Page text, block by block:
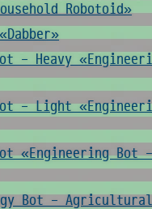
Robotoid»
- Heavy
- Light
«Engineering Bot -
Bot -